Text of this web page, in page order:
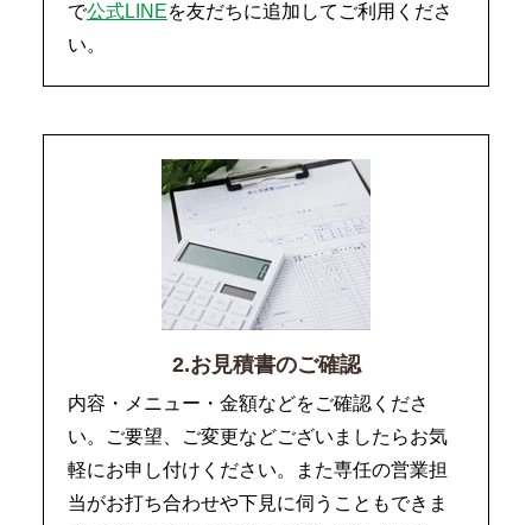
で公式LINEを友だちに追加してご利用くださ
い。
2.お見積書のご確認
内容・メニュー・金額などをご確認くださ
い。ご要望、ご変更などございましたらお気
軽にお申し付けください。また専任の営業担
当がお打ち合わせや下見に伺うこともできま